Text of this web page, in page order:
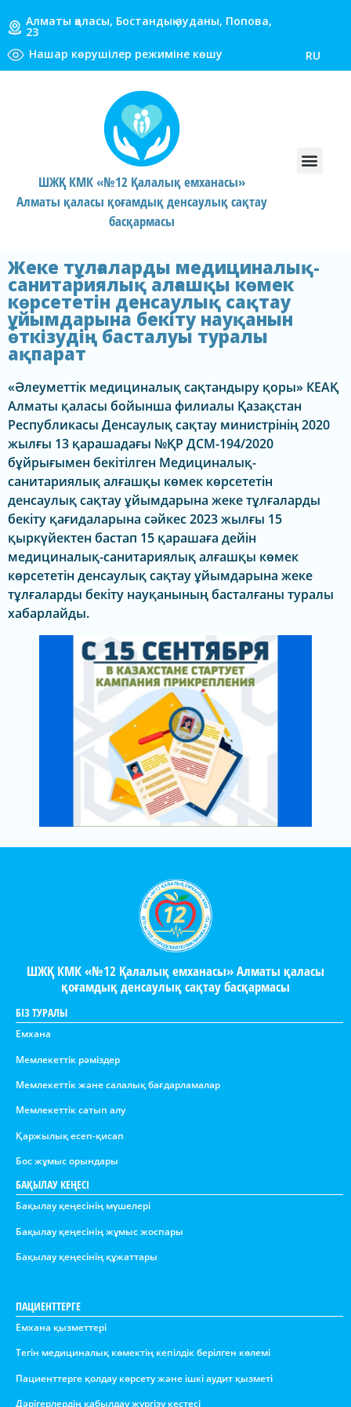
Алматы қаласы, Бостандық ауданы, Попова,
23
Нашар көрушілер режиміне көшу
RU
ШЖҚ КМК «№12 Қалалық емханасы»
Алматы қаласы қоғамдық денсаулық сақтау
басқармасы
Жеке тұлғаларды медициналық-
санитариялық алғашқы көмек
көрсететін денсаулық сақтау
ұйымдарына бекіту науқанын
өткізудің басталуы туралы
ақпарат
«Әлеуметтік медициналық сақтандыру қоры» КЕАҚ
Алматы қаласы бойынша филиалы Қазақстан
Республикасы Денсаулық сақтау министрінің 2020
жылғы 13 қарашадағы №ҚР ДСМ-194/2020
бұйрығымен бекітілген Медициналық-
санитариялық алғашқы көмек көрсететін
денсаулық сақтау ұйымдарына жеке тұлғаларды
бекіту қағидаларына сәйкес 2023 жылғы 15
қыркүйектен бастап 15 қарашаға дейін
медициналық-санитариялық алғашқы көмек
көрсететін денсаулық сақтау ұйымдарына жеке
тұлғаларды бекіту науқанының басталғаны туралы
хабарлайды.
ШЖҚ КМК «№12 Қалалық емханасы» Алматы қаласы
қоғамдық денсаулық сақтау басқармасы
БІЗ ТУРАЛЫ
Емхана
Мемлекеттік рәміздер
Мемлекеттік және салалық бағдарламалар
Мемлекеттік сатып алу
Қаржылық есеп-қисап
Бос жұмыс орындары
БАҚЫЛАУ КЕҢЕСІ
Бақылау қеңесінің мүшелері
Бақылау қеңесінің жұмыс жоспары
Бақылау қеңесінің құжаттары
ПАЦИЕНТТЕРГЕ
Емхана қызметтері
Тегін медициналық көмектің кепілдік берілген көлемі
Пациенттерге қолдау көрсету және ішкі аудит қызметі
Дәрігерлердің қабылдау жүргізу кестесі